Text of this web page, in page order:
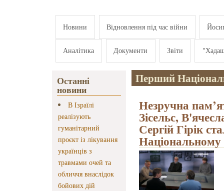
Новини Відновлення під час війни
Аналітика Документи Звіти
Останні
новини
В Ізраїлі
реалізують
гуманітарний
проєкт із лікування
українців з
травмами очей та
обличчя внаслідок
бойових дій
Перший
Незручна
Зісельс,
Сергій Гірік
Національному